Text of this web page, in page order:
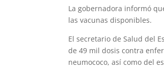
La gobernadora informó
las vacunas disponibles.
El secretario de Salud del
de 49 mil dosis contra
neumococo, así como del